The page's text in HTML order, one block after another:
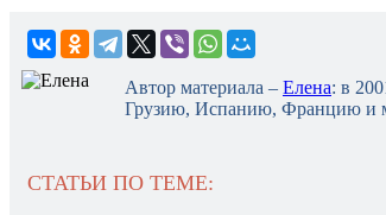
Автор материала – Елена: в
Грузию, Испанию, Францию и
СТАТЬИ ПО ТЕМЕ: